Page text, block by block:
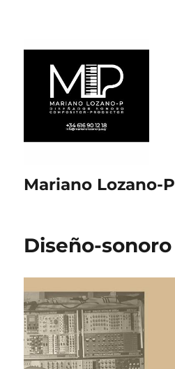
Mariano Lozano-P
Diseño-sonoro